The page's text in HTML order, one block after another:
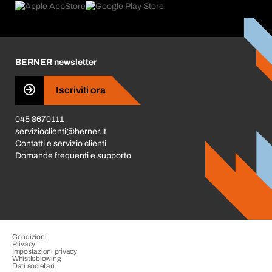
Trova prodotti
Cosa ci spinge
Business Conduct
BERNER newsletter
Iscriviti ora
045 8670111
servizioclienti@berner.it
Contatti e servizio clienti
Domande frequenti e supporto
Condizioni
Privacy
Impostazioni privacy
Whistleblowing
Dati societari